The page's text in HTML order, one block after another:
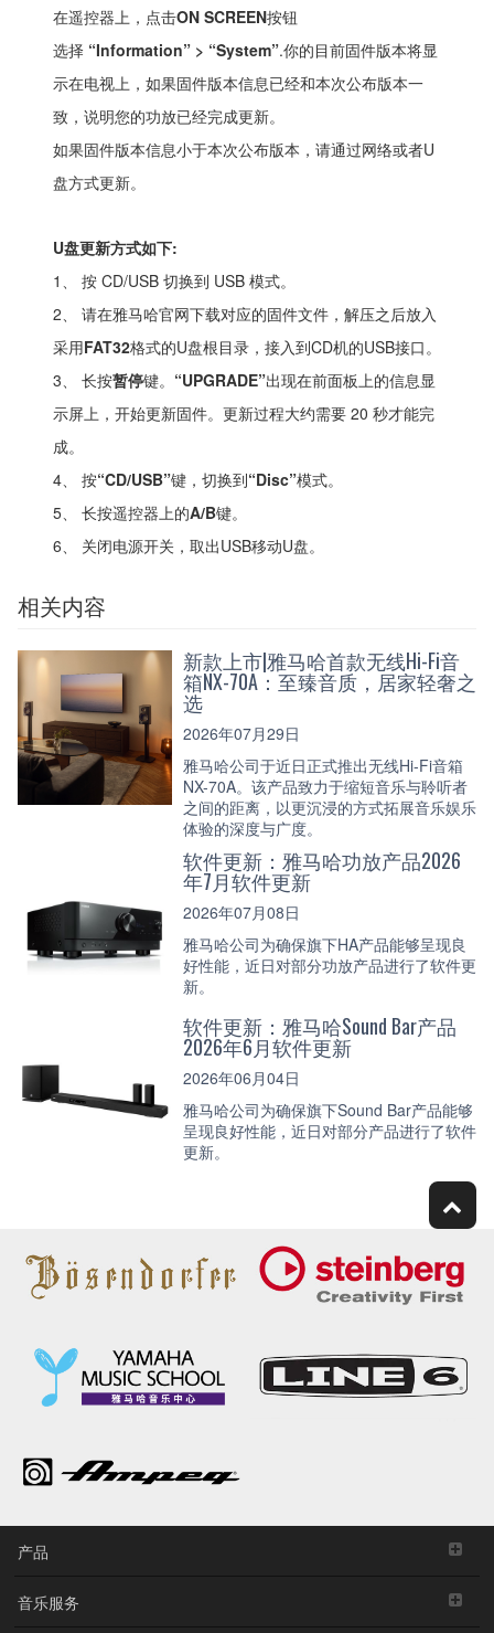
在遥控器上，点击ON SCREEN按钮
选择 “Information” > “System”.你的目前固件版本将显
示在电视上，如果固件版本信息已经和本次公布版本一
致，说明您的功放已经完成更新。
如果固件版本信息小于本次公布版本，请通过网络或者U
盘方式更新。
U盘更新方式如下:
1、 按 CD/USB 切换到 USB 模式。
2、 请在雅马哈官网下载对应的固件文件，解压之后放入
采用FAT32格式的U盘根目录，接入到CD机的USB接口。
3、 长按暂停键。 “UPGRADE”出现在前面板上的信息显
示屏上，开始更新固件。更新过程大约需要 20 秒才能完
成。
4、 按“CD/USB”键，切换到“Disc”模式。
5、 长按遥控器上的A/B键。
6、 关闭电源开关，取出USB移动U盘。
相关内容
新款上市|雅马哈首款无线Hi-Fi音
箱NX-70A：至臻音质，居家轻奢之
选
2026年07月29日
雅马哈公司于近日正式推出无线Hi-Fi音箱
NX-70A。该产品致力于缩短音乐与聆听者
之间的距离，以更沉浸的方式拓展音乐娱乐
体验的深度与广度。
软件更新：雅马哈功放产品2026
年7月软件更新
2026年07月08日
雅马哈公司为确保旗下HA产品能够呈现良
好性能，近日对部分功放产品进行了软件更
新。
软件更新：雅马哈Sound Bar产品
2026年6月软件更新
2026年06月04日
雅马哈公司为确保旗下Sound Bar产品能够
呈现良好性能，近日对部分产品进行了软件
更新。
产品
音乐服务